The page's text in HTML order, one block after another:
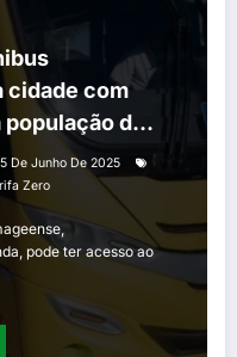
cidade com
população do
5 De Junho De 2025
Zero
pode ter acesso ao